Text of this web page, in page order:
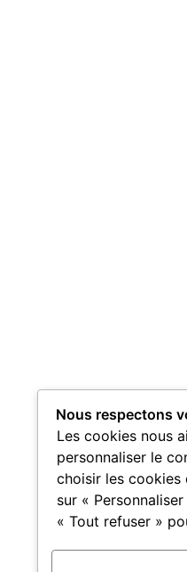
Nous respectons
Les cookies nous
personnaliser le
choisir les cookies
sur «
« Tout refuser »